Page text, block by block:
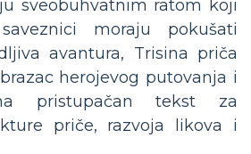
sveobuhvatnim ratom koji
moraju pokušati
avantura, Trisina priča
herojevog putovanja i
pristupačan tekst za
priče, razvoja likova i